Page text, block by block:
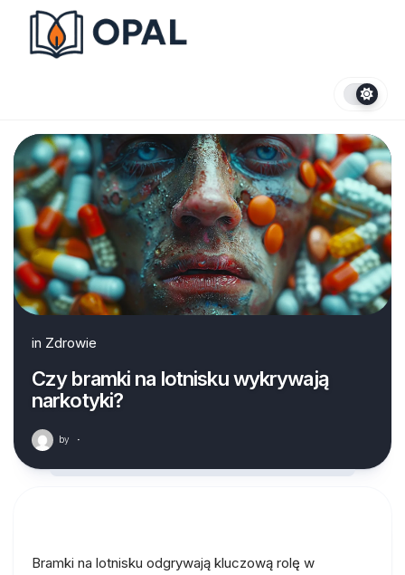
content
in Zdrowie
Czy bramki na lotnisku wykrywają
narkotyki?
by ·
Bramki na lotnisku odgrywają kluczową rolę w